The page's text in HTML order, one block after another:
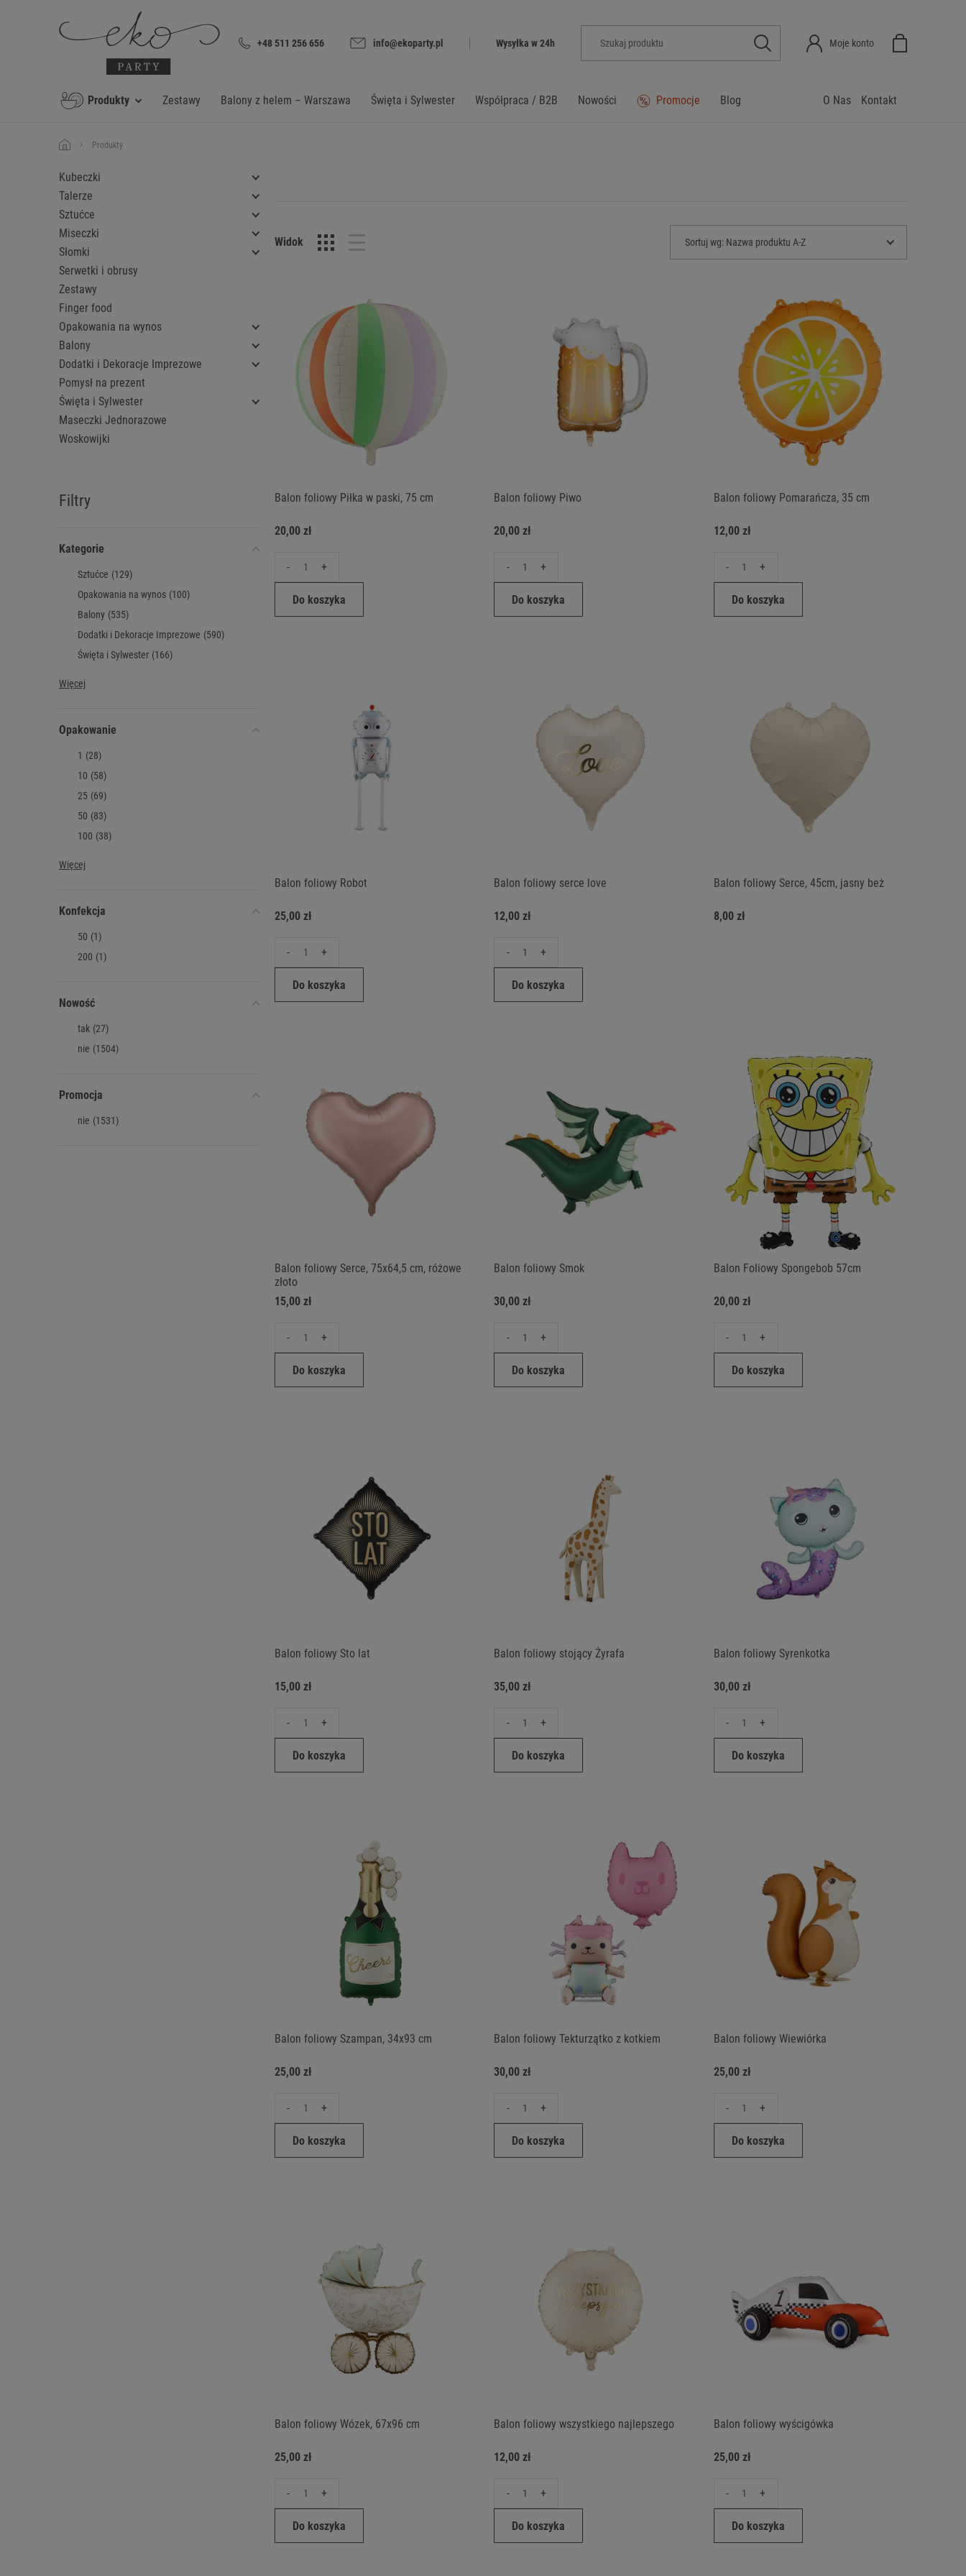
+48 511 256 656 info@ekoparty.pl Wysyłka w 24h Moje konto
Produkty Zestawy Balony z helem – Warszawa Święta i Sylwester Współpraca / B2B Nowości Promocje Blog Kontakt
O Nas
Produkty
Kubeczki
Talerze
Sztućce
Miseczki
Słomki
Serwetki i obrusy
Zestawy
Finger food
Opakowania na wynos
Balony
Dodatki i Dekoracje Imprezowe
Pomysł na prezent
Święta i Sylwester
Maseczki Jednorazowe
Woskowijki
Filtry
Kategorie
Sztućce (129)
Opakowania na wynos (100)
Balony (535)
Dodatki i Dekoracje Imprezowe (590)
Święta i Sylwester (166)
Więcej
Opakowanie
1 (28)
10 (58)
25 (69)
50 (83)
100 (38)
Więcej
Konfekcja
50 (1)
200 (1)
Nowość
tak (27)
nie (1504)
Promocja
nie (1531)
Widok Sortuj wg: Nazwa produktu A-Z
Balon foliowy Piłka w paski, 75 cm
20,00 zł
- +
Do koszyka
Balon foliowy Piwo
20,00 zł
- +
Do koszyka
Balon foliowy Pomarańcza, 35 cm
12,00 zł
- +
Do koszyka
Balon foliowy Robot
25,00 zł
- +
Do koszyka
Balon foliowy serce love
12,00 zł
- +
Do koszyka
Balon foliowy Serce, 45cm, jasny beż
8,00 zł
Balon foliowy Serce, 75x64,5 cm, różowe
złoto
15,00 zł
- +
Do koszyka
Balon foliowy Smok
30,00 zł
- +
Do koszyka
Balon Foliowy Spongebob 57cm
20,00 zł
- +
Do koszyka
Balon foliowy Sto lat
15,00 zł
- +
Do koszyka
Balon foliowy stojący Żyrafa
35,00 zł
- +
Do koszyka
Balon foliowy Syrenkotka
30,00 zł
- +
Do koszyka
Balon foliowy Szampan, 34x93 cm
25,00 zł
- +
Do koszyka
Balon foliowy Tekturzątko z kotkiem
30,00 zł
- +
Do koszyka
Balon foliowy Wiewiórka
25,00 zł
- +
Do koszyka
Balon foliowy Wózek, 67x96 cm
25,00 zł
- +
Do koszyka
Balon foliowy wszystkiego najlepszego
12,00 zł
- +
Do koszyka
Balon foliowy wyścigówka
25,00 zł
- +
Do koszyka